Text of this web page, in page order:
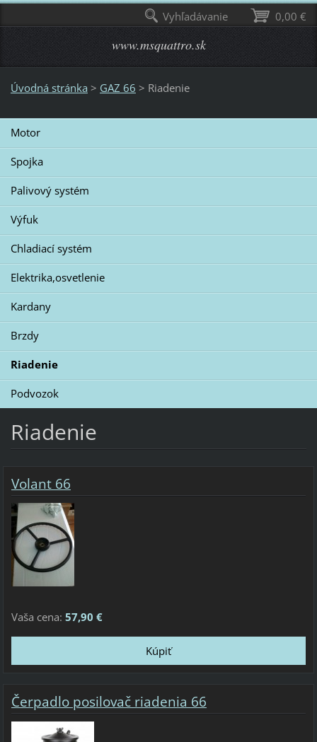
www.msquattro.sk
Úvodná stránka > GAZ 66 > Riadenie
Motor
Spojka
Palivový systém
Výfuk
Chladiací systém
Elektrika,osvetlenie
Kardany
Brzdy
Riadenie
Podvozok
Riadenie
Volant 66
Vaša cena: 57,90 €
Čerpadlo posilovač riadenia 66
0,00 €
Vyhľadávanie